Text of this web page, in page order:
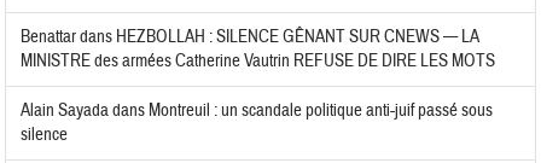
Benattardans HEZBOLLAH : SILENCE GÊNANT SUR CNEWS — LA
MINISTRE des armées Catherine Vautrin REFUSE DE DIRE LES MOTS
Alain Sayadadans Montreuil : un scandale politique anti-juif passé sous
silence